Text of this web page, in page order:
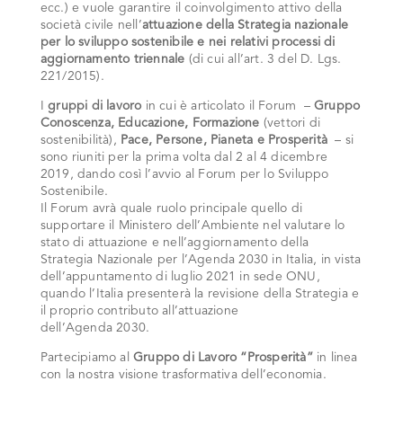
ecc.) e vuole garantire il coinvolgimento attivo della
società civile nell’attuazione della Strategia nazionale
per lo sviluppo sostenibile e nei relativi processi di
aggiornamento triennale (di cui all’art. 3 del D. Lgs.
221/2015).
Igruppi di lavoro in cui è articolato il Forum –Gruppo
Conoscenza, Educazione, Formazione (vettori di
sostenibilità), Pace, Persone, Pianeta e Prosperità – si
sono riuniti per la prima volta dal 2 al 4 dicembre
2019, dando così l’avvio al Forum per lo Sviluppo
Sostenibile.
Il Forum avrà quale ruolo principale quello di
supportare il Ministero dell’Ambiente nel valutare lo
stato di attuazione e nell’aggiornamento della
Strategia Nazionale per l’Agenda 2030 in Italia, in vista
dell’appuntamento di luglio 2021 in sede ONU,
quando l’Italia presenterà la revisione della Strategia e
il proprio contributo all’attuazione
dell’Agenda 2030.
Partecipiamo al Gruppo di Lavoro “Prosperità”in linea
con la nostra visione trasformativa dell’economia.